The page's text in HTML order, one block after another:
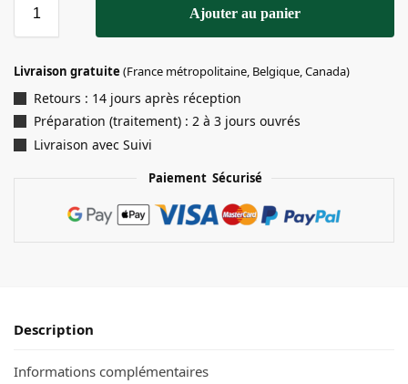
Ajouter au panier
Livraison gratuite (France métropolitaine, Belgique, Canada)
Retours : 14 jours après réception
Préparation (traitement) : 2 à 3 jours ouvrés
Livraison avec Suivi
Paiement Sécurisé
Description
Informations complémentaires